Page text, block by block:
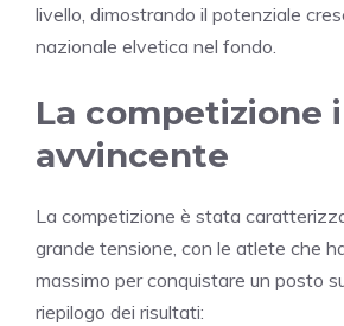
livello, dimostrando il potenziale
nazionale elvetica nel fondo.
La competizione
avvincente
La competizione è stata
grande tensione, con le atlete che
massimo per conquistare un posto
riepilogo dei risultati: